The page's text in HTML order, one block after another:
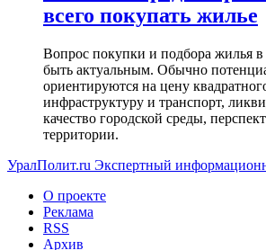
всего покупать жилье
Вопрос покупки и подбора жилья
быть актуальным. Обычно
ориентируются на цену
инфраструктуру и транспорт,
качество городской среды,
территории.
УралПолит.ru Экспертный
О проекте
Реклама
RSS
Архив